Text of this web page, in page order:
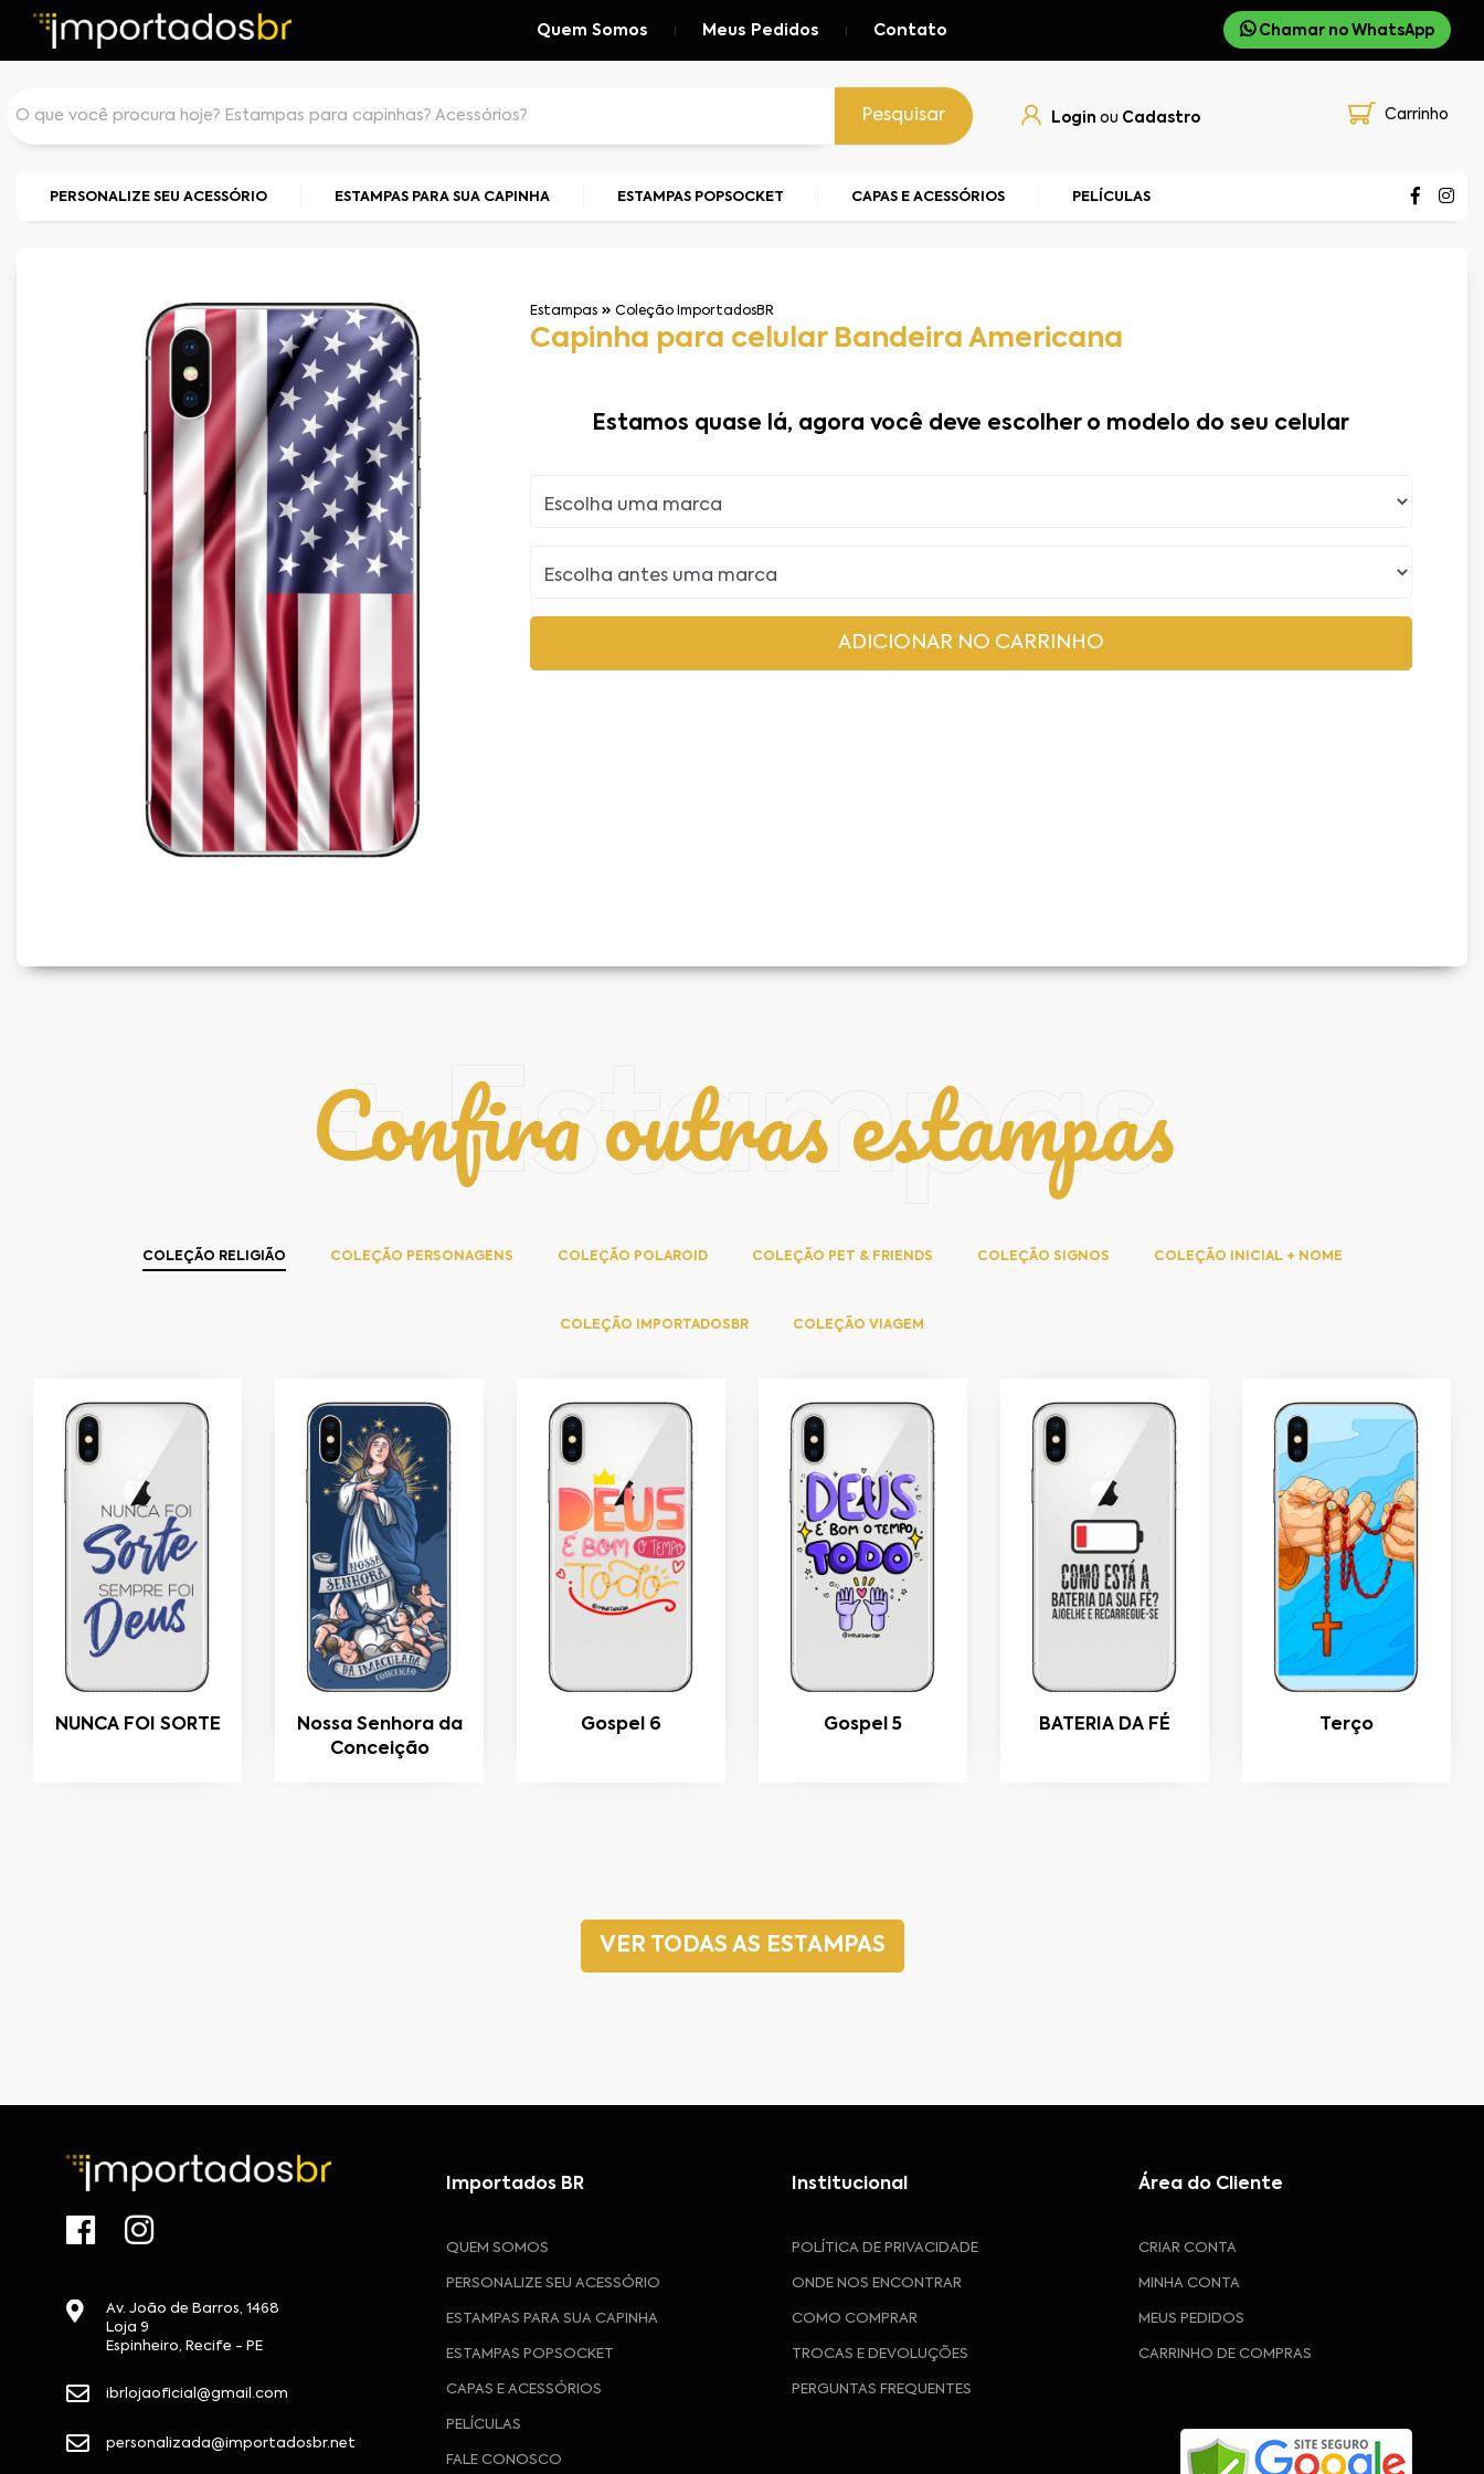
Quem Somos Meus Pedidos Contato Chamar no WhatsApp
Pesquisar Login ou Cadastro Carrinho
PERSONALIZE SEU ACESSÓRIO ESTAMPAS PARA SUA CAPINHA ESTAMPAS POPSOCKET CAPAS E ACESSÓRIOS PELÍCULAS
Estampas Coleção ImportadosBR
Capinha para celular Bandeira Americana
Estamos quase lá, agora você deve escolher o modelo do seu celular
Confira outras estampas
+ Estampas
COLEÇÃO RELIGIÃO COLEÇÃO PERSONAGENS COLEÇÃO POLAROID COLEÇÃO PET & FRIENDS COLEÇÃO SIGNOS COLEÇÃO INICIAL + NOME
COLEÇÃO IMPORTADOSBR COLEÇÃO VIAGEM
NUNCA FOI SORTE
Nossa Senhora da
Conceição
Gospel 6 Gospel 5 BATERIA DA FÉ Terço
VER TODAS AS ESTAMPAS
Av. João de Barros, 1468
Loja 9
Espinheiro, Recife - PE
ibrlojaoficial@gmail.com
personalizada@importadosbr.net
Importados BR
QUEM SOMOS
PERSONALIZE SEU ACESSÓRIO
ESTAMPAS PARA SUA CAPINHA
ESTAMPAS POPSOCKET
CAPAS E ACESSÓRIOS
PELÍCULAS
FALE CONOSCO
Institucional
POLÍTICA DE PRIVACIDADE
ONDE NOS ENCONTRAR
COMO COMPRAR
TROCAS E DEVOLUÇÕES
PERGUNTAS FREQUENTES
Área do Cliente
CRIAR CONTA
MINHA CONTA
MEUS PEDIDOS
CARRINHO DE COMPRAS